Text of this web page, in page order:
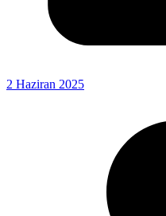
2 Haziran 2025